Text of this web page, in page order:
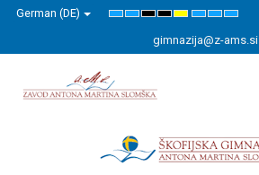
German (DE)
Default
NightHigh
Black
White
High
Black
Yellow
High
Yellow
Black
Set
Font
Set
Font
Set
Font
gimnazija@z-ams.si